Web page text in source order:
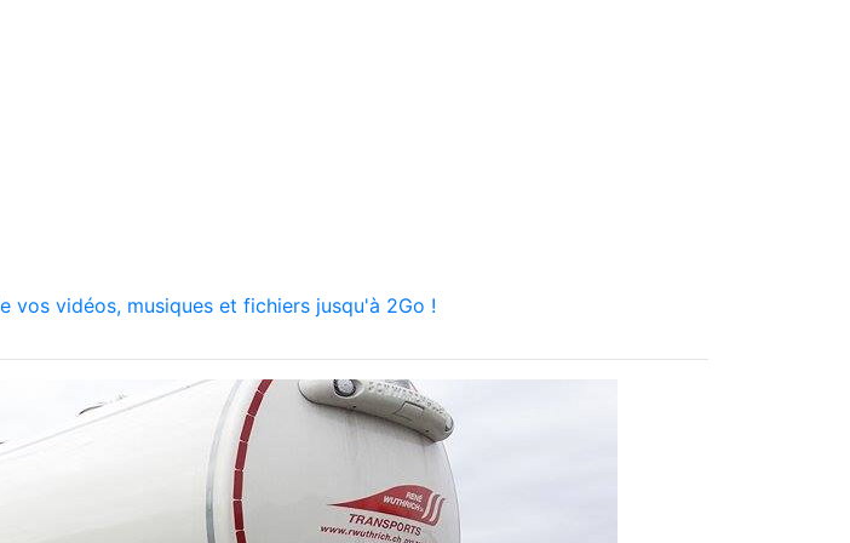
vos vidéos, musiques et fichiers jusqu'à 2Go !